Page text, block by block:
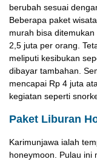
berubah sesuai
Beberapa paket
murah bisa
2,5 juta per orang.
meliputi kesibukan
dibayar tambahan.
mencapai Rp 4 juta
kegiatan seperti
Paket Liburan
Karimunjawa ialah
honeymoon. Pulau ini